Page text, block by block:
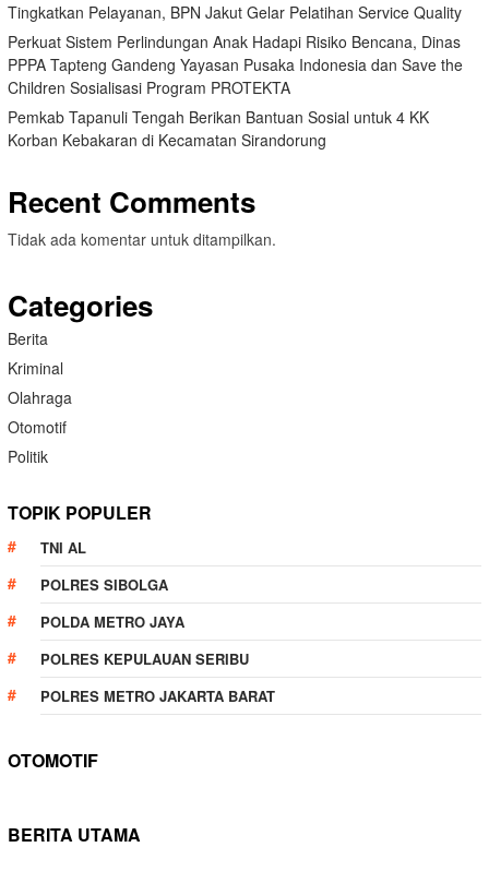
Tingkatkan Pelayanan, BPN Jakut Gelar Pelatihan Service Quality
Perkuat Sistem Perlindungan Anak Hadapi Risiko Bencana, Dinas
PPPA Tapteng Gandeng Yayasan Pusaka Indonesia dan Save the
Children Sosialisasi Program PROTEKTA
Pemkab Tapanuli Tengah Berikan Bantuan Sosial untuk 4 KK
Korban Kebakaran di Kecamatan Sirandorung
Recent Comments
Tidak ada komentar untuk ditampilkan.
Categories
Berita
Kriminal
Olahraga
Otomotif
Politik
TOPIK POPULER
TNI AL
POLRES SIBOLGA
POLDA METRO JAYA
POLRES KEPULAUAN SERIBU
POLRES METRO JAKARTA BARAT
OTOMOTIF
BERITA UTAMA